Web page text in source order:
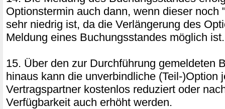
Optionstermin auch dann, wenn dieser noch
sehr niedrig ist, da die Verlängerung des
Meldung eines Buchungsstandes möglich ist.
15. Über den zur Durchführung gemeldeten
hinaus kann die unverbindliche (Teil-)Option
Vertragspartner kostenlos reduziert oder
Verfügbarkeit auch erhöht werden.